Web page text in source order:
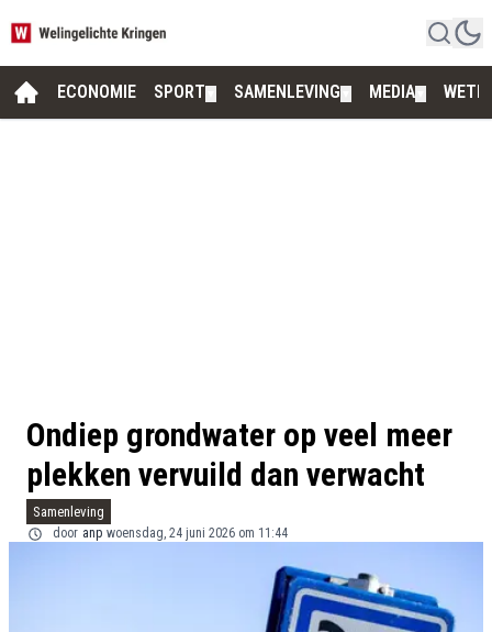
ECONOMIE SPORT SAMENLEVING MEDIA
Ondiep grondwater op veel meer
plekken vervuild dan verwacht
Samenleving
door anp woensdag, 24 juni 2026 om 11:44